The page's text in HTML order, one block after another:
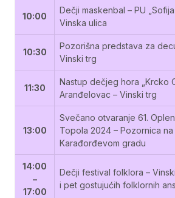
10:00
Dečji maskenbal – PU
Vinska ulica
10:30
Pozorišna predstava za
Vinski trg
11:30
Nastup dečjeg hora „Krcko
Aranđelovac – Vinski trg
13:00
Svečano otvaranje 61.
Topola 2024 – Pozornica
Karađorđevom gradu
14:00
–
17:00
Dečji festival folklora –
i pet gostujućih folklornih